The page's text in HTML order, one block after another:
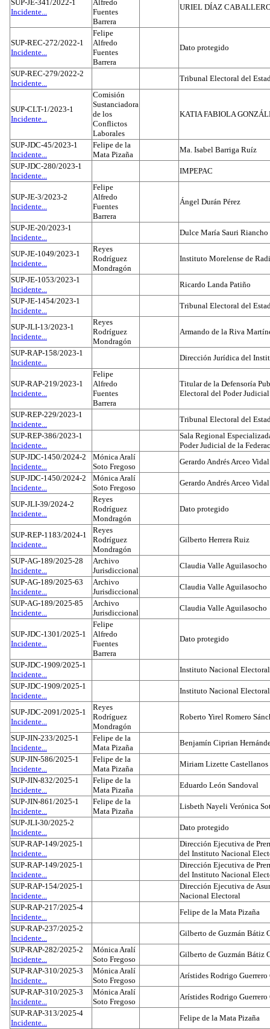
SUP-JE-341/2022-1
Incidente...
Alfredo
Fuentes
Barrera
URIEL DÍAZ
SUP-REC-272/2022-1
Incidente...
Felipe
Alfredo
Fuentes
Barrera
Dato protegido
SUP-REC-279/2022-2
Incidente...
Tribunal Electoral del
SUP-CLT-1/2023-1
Incidente...
Comisión
Sustanciadora
de los
Conflictos
Laborales
KATIA FABIOLA
SUP-JDC-45/2023-1
Incidente...
Felipe de la
Mata Pizaña
Ma. Isabel Barriga Ruíz
SUP-JDC-280/2023-1
Incidente...
IMPEPAC
SUP-JE-3/2023-2
Incidente...
Felipe
Alfredo
Fuentes
Barrera
Ángel Durán Pérez
SUP-JE-20/2023-1
Incidente...
Dulce María Sauri
SUP-JE-1049/2023-1
Incidente...
Reyes
Rodríguez
Mondragón
Instituto Morelense de
SUP-JE-1053/2023-1
Incidente...
Ricardo Landa Patiño
SUP-JE-1454/2023-1
Incidente...
Tribunal Electoral del
SUP-JLI-13/2023-1
Incidente...
Reyes
Rodríguez
Mondragón
Armando de la Riva
SUP-RAP-158/2023-1
Incidente...
Dirección Jurídica del
SUP-RAP-219/2023-1
Incidente...
Felipe
Alfredo
Fuentes
Barrera
Titular de la Defensoría
Electoral del Poder
SUP-REP-229/2023-1
Incidente...
Tribunal Electoral del
SUP-REP-386/2023-1
Incidente...
Sala Regional
Poder Judicial de la
SUP-JDC-1450/2024-2
Incidente...
Mónica Aralí
Soto Fregoso
Gerardo Andrés Arceo Vidal
SUP-JDC-1450/2024-2
Incidente...
Mónica Aralí
Soto Fregoso
Gerardo Andrés Arceo Vidal
SUP-JLI-39/2024-2
Incidente...
Reyes
Rodríguez
Mondragón
Dato protegido
SUP-REP-1183/2024-1
Incidente...
Reyes
Rodríguez
Mondragón
Gilberto Herrera Ruiz
SUP-AG-189/2025-28
Incidente...
Archivo
Jurisdiccional
Claudia Valle Aguilasocho
SUP-AG-189/2025-63
Incidente...
Archivo
Jurisdiccional
Claudia Valle Aguilasocho
SUP-AG-189/2025-85
Incidente...
Archivo
Jurisdiccional
Claudia Valle Aguilasocho
SUP-JDC-1301/2025-1
Incidente...
Felipe
Alfredo
Fuentes
Barrera
Dato protegido
SUP-JDC-1909/2025-1
Incidente...
Instituto Nacional Electoral
SUP-JDC-1909/2025-1
Incidente...
Instituto Nacional Electoral
SUP-JDC-2091/2025-1
Incidente...
Reyes
Rodríguez
Mondragón
Roberto Yirel Romero
SUP-JIN-233/2025-1
Incidente...
Felipe de la
Mata Pizaña
Benjamín Ciprian
SUP-JIN-586/2025-1
Incidente...
Felipe de la
Mata Pizaña
Miriam Lizette Castellanos
SUP-JIN-832/2025-1
Incidente...
Felipe de la
Mata Pizaña
Eduardo León Sandoval
SUP-JIN-861/2025-1
Incidente...
Felipe de la
Mata Pizaña
Lisbeth Nayeli Verónica
SUP-JLI-30/2025-2
Incidente...
Dato protegido
SUP-RAP-149/2025-1
Incidente...
Dirección Ejecutiva de
del Instituto Nacional
SUP-RAP-149/2025-1
Incidente...
Dirección Ejecutiva de
del Instituto Nacional
SUP-RAP-154/2025-1
Incidente...
Dirección Ejecutiva de
Nacional Electoral
SUP-RAP-217/2025-4
Incidente...
Felipe de la Mata Pizaña
SUP-RAP-237/2025-2
Incidente...
Gilberto de Guzmán Bátiz
SUP-RAP-282/2025-2
Incidente...
Mónica Aralí
Soto Fregoso
Gilberto de Guzmán Bátiz
SUP-RAP-310/2025-3
Incidente...
Mónica Aralí
Soto Fregoso
Arístides Rodrigo Guerrero
SUP-RAP-310/2025-3
Incidente...
Mónica Aralí
Soto Fregoso
Arístides Rodrigo Guerrero
SUP-RAP-313/2025-4
Incidente...
Felipe de la Mata Pizaña